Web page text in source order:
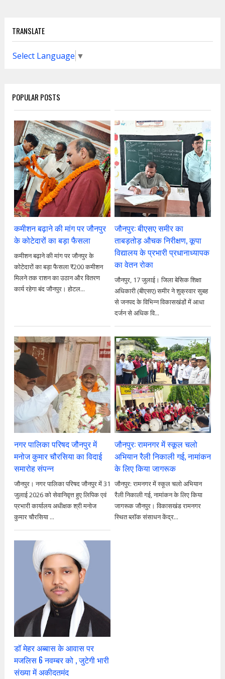
TRANSLATE
Select Language ▼
POPULAR POSTS
कमीशन बढ़ाने की मांग पर जौनपुर
के कोटेदारों का बड़ा फैसला
कमीशन बढ़ाने की मांग पर जौनपुर के
कोटेदारों का बड़ा फैसला ₹200 कमीशन
मिलने तक राशन का उठान और वितरण
कार्य रहेगा बंद जौनपुर। होटल...
जौनपुर: बीएसए समीर का
ताबड़तोड़ औचक निरीक्षण, कूपा
विद्यालय के प्रभारी प्रधानाध्यापक
का वेतन रोका
जौनपुर, 17 जुलाई। जिला बेसिक शिक्षा
अधिकारी (बीएसए) समीर ने शुक्रवार सुबह
से जनपद के विभिन्न विकासखंडों में आधा
दर्जन से अधिक वि...
नगर पालिका परिषद जौनपुर में
मनोज कुमार चौरसिया का विदाई
समारोह संपन्न
जौनपुर। नगर पालिका परिषद जौनपुर में 31
जुलाई 2026 को सेवानिवृत्त हुए लिपिक एवं
प्रभारी कार्यालय अधीक्षक श्री मनोज
कुमार चौरसिया ...
जौनपुर: रामनगर में स्कूल चलो
अभियान रैली निकाली गई, नामांकन
के लिए किया जागरूक
जौनपुर: रामनगर में स्कूल चलो अभियान
रैली निकाली गई, नामांकन के लिए किया
जागरूक जौनपुर। विकासखंड रामनगर
स्थित ब्लॉक संसाधन केंद्र...
डॉ मेहर अब्बास के आवास पर
मजलिस 6 नवम्बर को , जुटेगी भारी
संख्या में अकीदतमंद